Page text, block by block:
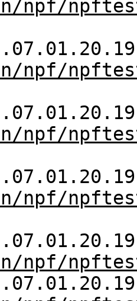
npf/
npf/
npf/
npf/
npf/